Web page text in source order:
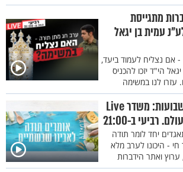
הידברות מתגייסת
עמית בן יגאל
- אם נצליח לעמוד ביעד,
הי"ד יזכו להכניס
עזרו לנו במשימה
12 שעות לפני חג השבועות: משדר Live
רביעי ב-21:00
יחד לומר תודה
- היכונו לערב מלא